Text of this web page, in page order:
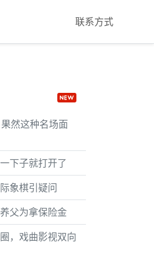
联系方式
然这种名场面
下子就打开了
象棋引疑问
父为拿保险金
，戏曲影视双向